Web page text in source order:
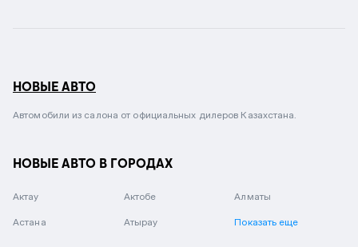
НОВЫЕ АВТО
Автомобили из салона от официальных дилеров Казахстана.
НОВЫЕ АВТО В ГОРОДАХ
Актау Актобе Алматы
Астана Атырау Показать еще